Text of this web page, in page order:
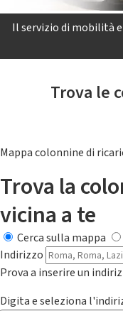
Il servizio di mobilità
Trova le
Mappa colonnine di
Trova la
vicina a te
Cerca sulla mappa
Indirizzo
Prova a inserire un
Digita e seleziona